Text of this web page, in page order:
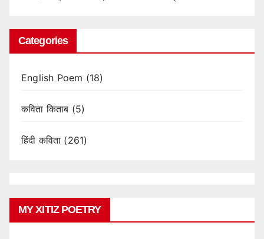
Categories
English Poem (18)
कविता किताब (5)
हिंदी कविता (261)
MY XITIZ POETRY